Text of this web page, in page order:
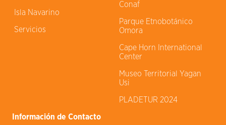
Isla Navarino
Servicios
Conaf
Parque Etnobotánico
Omora
Cape Horn International
Center
Museo Territorial Yagan
Usi
PLADETUR 2024
Información de Contacto